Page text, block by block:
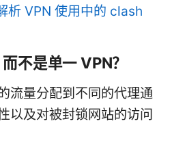
析 VPN 使用中的 clash
不是单一 VPN？
流量分配到不同的代理通
以及对被封锁网站的访问